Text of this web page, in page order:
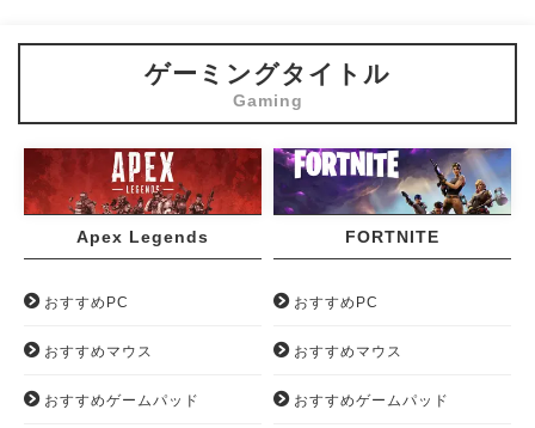
ゲーミングタイトル
Apex Legends
おすすめPC
おすすめマウス
おすすめゲームパッド
FORTNITE
おすすめPC
おすすめマウス
おすすめゲームパッド